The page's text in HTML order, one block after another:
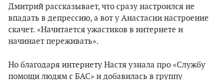
Дмитрий рассказывает, что сразу настроился не
впадать в депрессию, а вот у Анастасии настроение
скачет. «Начитается ужастиков в интернете и
начинает переживать».
Но благодаря интернету Настя узнала про «Службу
помощи людям с БАС» и добавилась в группу